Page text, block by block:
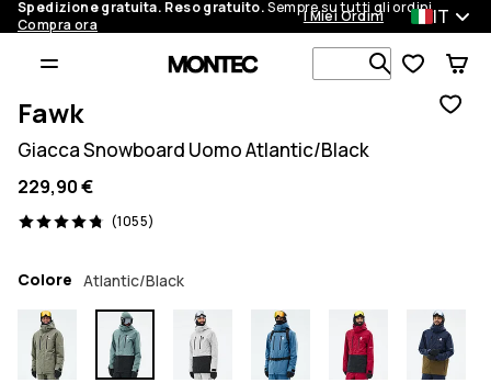
Spedizione gratuita. Reso gratuito.Sempre su tutti gli ordini.
Compra ora
I Miei Ordini IT
Cerca tra 1
Fawk
Giacca Snowboard Uomo Atlantic/Black
229,90 €
(1055)
1055 recensioni, 4.8/5
Colore Atlantic/Black